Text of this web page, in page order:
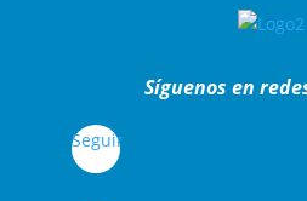
Síguenos en
Seguir